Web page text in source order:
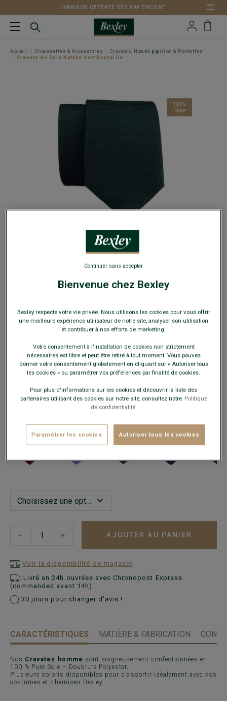
LIVRAISON OFFERTE DÈS 99€ D'ACHAT
Accueil Chaussettes & Accessoires
Cravates, Nœuds papillon & Pochettes
Cravate en Soie Nattée Vert Bouteille
100% Soie - Style habillé
19€La 2e cravate, pochette, nœud papillon ou
bretelles au choix
Payez en plusieurs fois dès 199€ d'achat
− + AJOUTER AU PANIER
Voir la disponibilité en magasin
Livré en 24h ouvrées avec Chronopost Express
(commandez avant 14h)
30 jours pour changer d'avis !
CARACTÉRISTIQUES MATIÈRE & FABRICATION
Nos Cravates homme sont soigneusement confectionnées en
100 % Pure Soie – Doublure Polyester.
Plusieurs coloris disponibles pour s’assortir idéalement avec vos
costumes et chemises Bexley.
Bienvenue chez Bexley
Bexley respecte votre vie privée. Nous utilisons les cookies pour vous offrir
une meilleure expérience utilisateur de notre site, analyser son utilisation
et contribuer à nos efforts de marketing.
Votre consentement à l'installation de cookies non strictement
nécessaires est libre et peut être retiré à tout moment. Vous pouvez
donner votre consentement globalement en cliquant sur « Autoriser tous
les cookies » ou paramétrer vos préférences par finalité de cookies.
Pour plus d'informations sur les cookies et découvrir la liste des
partenaires utilisant des cookies sur notre site, consultez notre Politique
de confidentialité.
Paramétrer les cookies Autoriser tous les cookies
Continuer sans accepter